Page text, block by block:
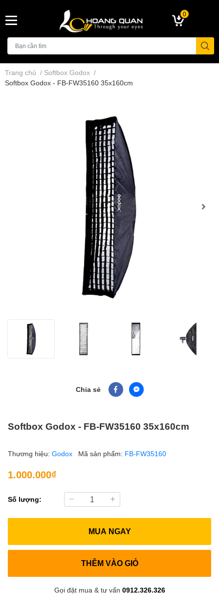
0
Trang chủ / Softbox Godox /
Softbox Godox - FB-FW35160 35x160cm
Chia sẻ
Softbox Godox - FB-FW35160 35x160cm
Thương hiệu: Godox Mã sản phẩm: FB-FW35160
1.000.000₫
Số lượng:
MUA NGAY
THÊM VÀO GIỎ
Gọi đặt mua & tư vấn 0912.326.326